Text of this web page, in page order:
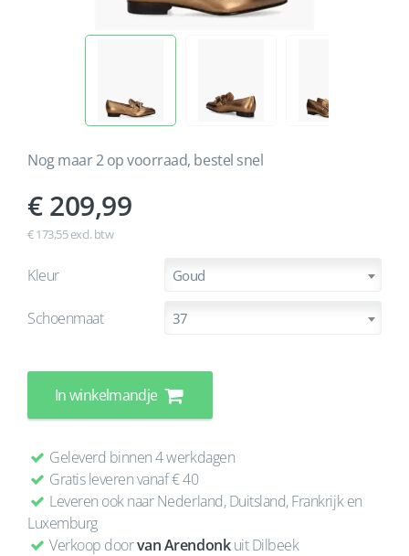
Nog maar 2 op voorraad, bestel snel
209,99
€ 173,55 excl. btw
Kleur Goud
Schoenmaat 37
In winkelmandje
Geleverd binnen 4 werkdagen
Gratis leveren vanaf € 40
Leveren ook naar Nederland, Duitsland, Frankrijk en
Luxemburg
Verkoop doorvan Arendonkuit Dilbeek